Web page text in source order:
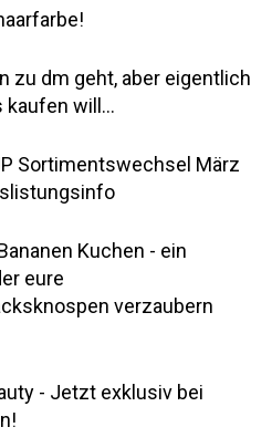
zu dm geht, aber eigentlich
kaufen will...
Sortimentswechsel März
Kuchen - ein
eure
verzaubern
- Jetzt exklusiv bei